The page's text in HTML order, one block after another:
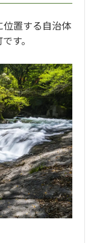
置する自治体
す。